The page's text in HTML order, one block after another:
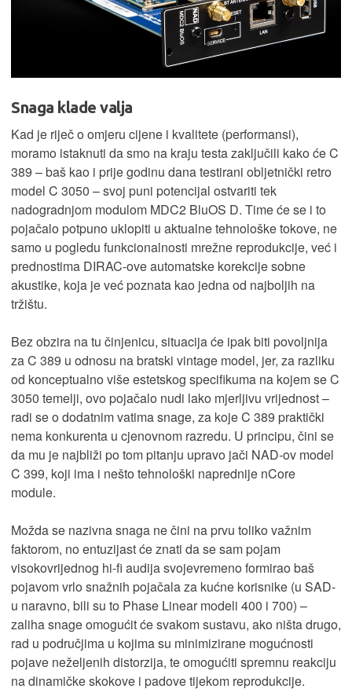
Snaga klade valja
Kad je riječ o omjeru cijene i kvalitete (performansi),
moramo istaknuti da smo na kraju testa zaključili kako će C
389 – baš kao i prije godinu dana testirani obljetnički retro
model C 3050 – svoj puni potencijal ostvariti tek
nadogradnjom modulom MDC2 BluOS D. Time će se i to
pojačalo potpuno uklopiti u aktualne tehnološke tokove, ne
samo u pogledu funkcionalnosti mrežne reprodukcije, već i
prednostima DIRAC-ove automatske korekcije sobne
akustike, koja je već poznata kao jedna od najboljih na
tržištu.
Bez obzira na tu činjenicu, situacija će ipak biti povoljnija
za C 389 u odnosu na bratski vintage model, jer, za razliku
od konceptualno više estetskog specifikuma na kojem se C
3050 temelji, ovo pojačalo nudi lako mjerljivu vrijednost –
radi se o dodatnim vatima snage, za koje C 389 praktički
nema konkurenta u cjenovnom razredu. U principu, čini se
da mu je najbliži po tom pitanju upravo jači NAD-ov model
C 399, koji ima i nešto tehnološki naprednije nCore
module.
Možda se nazivna snaga ne čini na prvu toliko važnim
faktorom, no entuzijast će znati da se sam pojam
visokovrijednog hi-fi audija svojevremeno formirao baš
pojavom vrlo snažnih pojačala za kućne korisnike (u SAD-
u naravno, bili su to Phase Linear modeli 400 i 700) –
zaliha snage omogućit će svakom sustavu, ako ništa drugo,
rad u područjima u kojima su minimizirane mogućnosti
pojave neželjenih distorzija, te omogućiti spremnu reakciju
na dinamičke skokove i padove tijekom reprodukcije.